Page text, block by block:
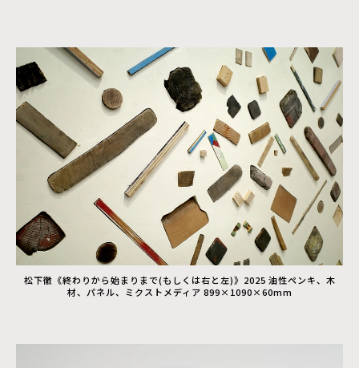
松下徹《終わりから始まりまで(もしくは右と左)》2025 油性ペンキ、木
材、パネル、ミクストメディア 899×1090×60mm